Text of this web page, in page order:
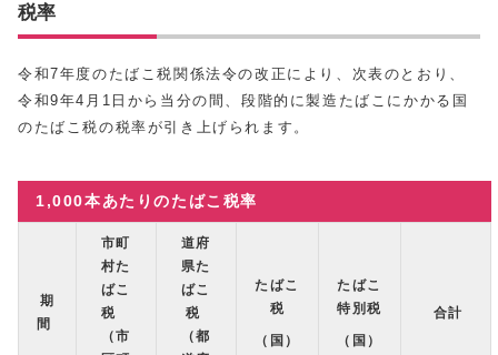
税率
令和7年度のたばこ税関係法令の改正により、次表のとおり、
令和9年4月1日から当分の間、段階的に製造たばこにかかる国
のたばこ税の税率が引き上げられます。
1,000本あたりのたばこ税率
期
間
市町
村た
ばこ
税
（市
道府
県た
ばこ
税
（都
たばこ
税
（国）
たばこ
特別税
（国）
合計